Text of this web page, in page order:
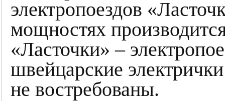
электропоездов
мощностях
«Ласточки» –
швейцарские
не востребованы.